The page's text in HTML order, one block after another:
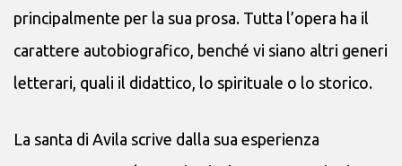
principalmente per la sua prosa. Tutta l’opera ha il
carattere autobiografico, benché vi siano altri generi
letterari, quali il didattico, lo spirituale o lo storico.
La santa di Avila scrive dalla sua esperienza